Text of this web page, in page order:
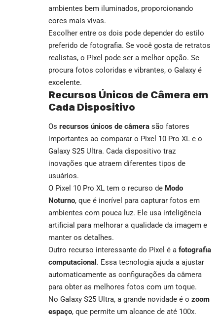
ambientes bem iluminados, proporcionando
cores mais vivas.
Escolher entre os dois pode depender do estilo
preferido de fotografia. Se você gosta de retratos
realistas, o Pixel pode ser a melhor opção. Se
procura fotos coloridas e vibrantes, o Galaxy é
excelente.
Recursos Únicos de Câmera em
Cada Dispositivo
Os recursos únicos de câmera são fatores
importantes ao comparar o Pixel 10 Pro XL e o
Galaxy S25 Ultra. Cada dispositivo traz
inovações que atraem diferentes tipos de
usuários.
O Pixel 10 Pro XL tem o recurso de Modo
Noturno, que é incrível para capturar fotos em
ambientes com pouca luz. Ele usa inteligência
artificial para melhorar a qualidade da imagem e
manter os detalhes.
Outro recurso interessante do Pixel é a fotografia
computacional . Essa tecnologia ajuda a ajustar
automaticamente as configurações da câmera
para obter as melhores fotos com um toque.
No Galaxy S25 Ultra, a grande novidade é o zoom
espaço, que permite um alcance de até 100x.